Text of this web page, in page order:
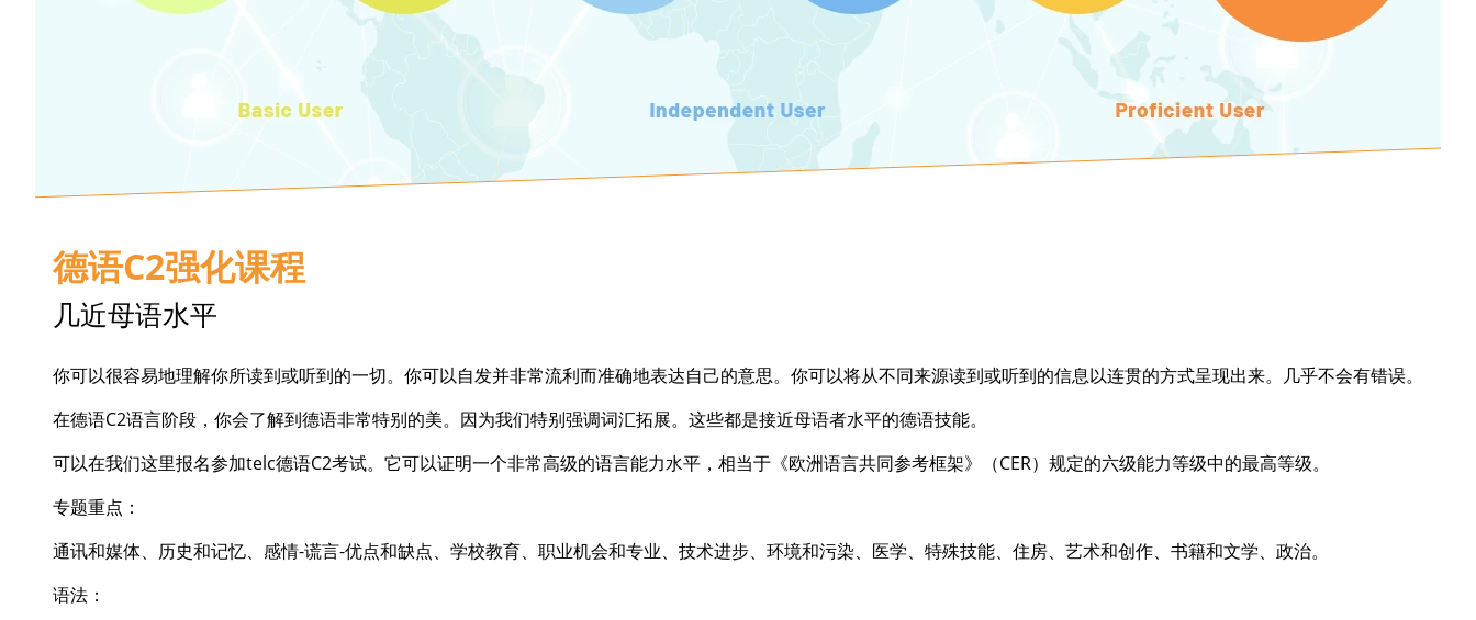
德语C2强化课程
几近母语水平
你可以很容易地理解你所读到或听到的一切。你可以自发并非常流利而准确地表达自己的意思。你可以将从不同来源读到或听到的信息以连贯的方式呈现出来。几乎不会有错误。
在德语C2语言阶段，你会了解到德语非常特别的美。因为我们特别强调词汇拓展。这些都是接近母语者水平的德语技能。
可以在我们这里报名参加telc德语C2考试。它可以证明一个非常高级的语言能力水平，相当于《欧洲语言共同参考框架》（CER）规定的六级能力等级中的最高等级。
专题重点：
通讯和媒体、历史和记忆、感情-谎言-优点和缺点、学校教育、职业机会和专业、技术进步、环境和污染、医学、特殊技能、住房、艺术和创作、书籍和文学、政治。
语法：